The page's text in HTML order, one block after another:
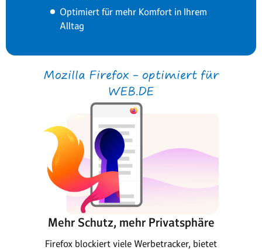
Optimiert für mehr Komfort in Ihrem
Alltag
Mozilla Firefox – optimiert für
WEB.DE
Mehr Schutz, mehr Privatsphäre
Firefox blockiert viele Werbetracker, bietet